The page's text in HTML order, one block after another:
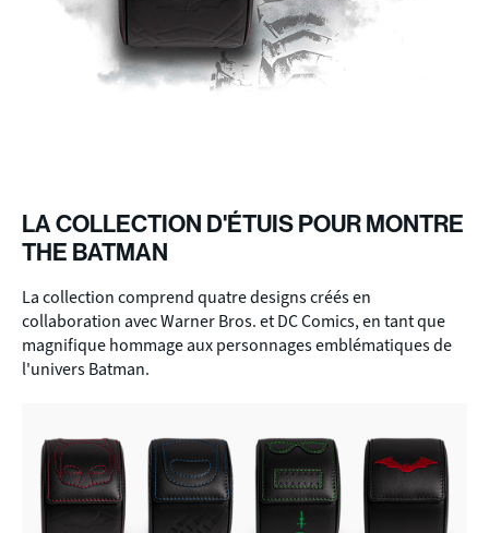
LA COLLECTION D'ÉTUIS POUR MONTRE
THE BATMAN
La collection comprend quatre designs créés en
collaboration avec Warner Bros. et DC Comics, en tant que
magnifique hommage aux personnages emblématiques de
l'univers Batman.